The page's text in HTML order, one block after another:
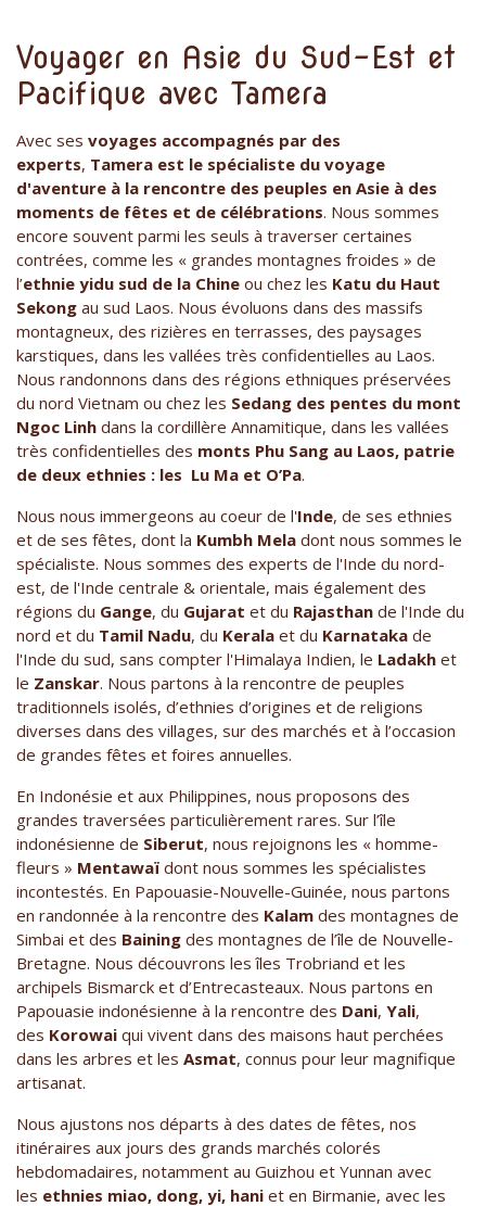
Voyager en Asie du Sud-Est et
Pacifique avec Tamera
Avec ses voyages accompagnés par des
experts, Tamera est le spécialiste du voyage
d'aventure à la rencontre des peuples en Asie à des
moments de fêtes et de célébrations. Nous sommes
encore souvent parmi les seuls à traverser certaines
contrées, comme les « grandes montagnes froides » de
l’ethnie yidu sud de la Chine ou chez les Katu du Haut
Sekong au sud Laos. Nous évoluons dans des massifs
montagneux, des rizières en terrasses, des paysages
karstiques, dans les vallées très confidentielles au Laos.
Nous randonnons dans des régions ethniques préservées
du nord Vietnam ou chez les Sedang des pentes du mont
Ngoc Linh dans la cordillère Annamitique, dans les vallées
très confidentielles des monts Phu Sang au Laos, patrie
de deux ethnies : les Lu Ma et O’Pa.
Nous nous immergeons au coeur de l'Inde, de ses ethnies
et de ses fêtes, dont la Kumbh Mela dont nous sommes le
spécialiste. Nous sommes des experts de l'Inde du nord-
est, de l'Inde centrale & orientale, mais également des
régions du Gange, du Gujarat et du Rajasthan de l'Inde du
nord et du Tamil Nadu, du Kerala et du Karnataka de
l'Inde du sud, sans compter l'Himalaya Indien, le Ladakh et
le Zanskar. Nous partons à la rencontre de peuples
traditionnels isolés, d’ethnies d’origines et de religions
diverses dans des villages, sur des marchés et à l’occasion
de grandes fêtes et foires annuelles.
En Indonésie et aux Philippines, nous proposons des
grandes traversées particulièrement rares. Sur l’île
indonésienne de Siberut, nous rejoignons les « homme-
fleurs » Mentawaï dont nous sommes les spécialistes
incontestés. En Papouasie-Nouvelle-Guinée, nous partons
en randonnée à la rencontre des Kalam des montagnes de
Simbai et des Baining des montagnes de l’île de Nouvelle-
Bretagne. Nous découvrons les îles Trobriand et les
archipels Bismarck et d’Entrecasteaux. Nous partons en
Papouasie indonésienne à la rencontre des Dani, Yali,
des Korowai qui vivent dans des maisons haut perchées
dans les arbres et les Asmat, connus pour leur magnifique
artisanat.
Nous ajustons nos départs à des dates de fêtes, nos
itinéraires aux jours des grands marchés colorés
hebdomadaires, notamment au Guizhou et Yunnan avec
les ethnies miao, dong, yi, hani et en Birmanie, avec les